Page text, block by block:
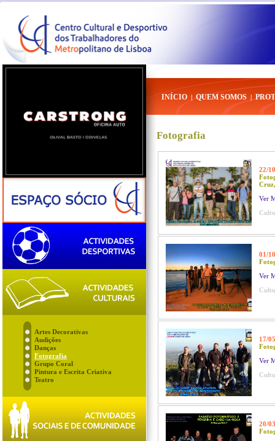
INÍCIO | QUEM SOMOS |
Artes Decorativas
Audições
Danças
Fotografia
Grupo Coral
Pintura e Escrita Criativa
Teatro
Fotografia
22/
Ver
01/
Ver
17/
Ver
20/